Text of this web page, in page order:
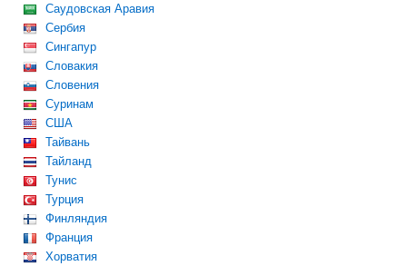
Саудовская Аравия
Сербия
Сингапур
Словакия
Словения
Суринам
США
Тайвань
Тайланд
Тунис
Турция
Финляндия
Франция
Хорватия